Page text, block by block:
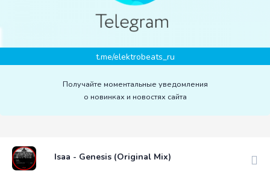
t.me/elektrobeats_ru
Получайте моментальные уведомления
о новинках и новостях сайта
Isaa - Genesis (Original Mix)